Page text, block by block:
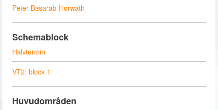
Peter Basarab-Horwath
Schemablock
Halvtermin
VT2: block 1
Huvudområden